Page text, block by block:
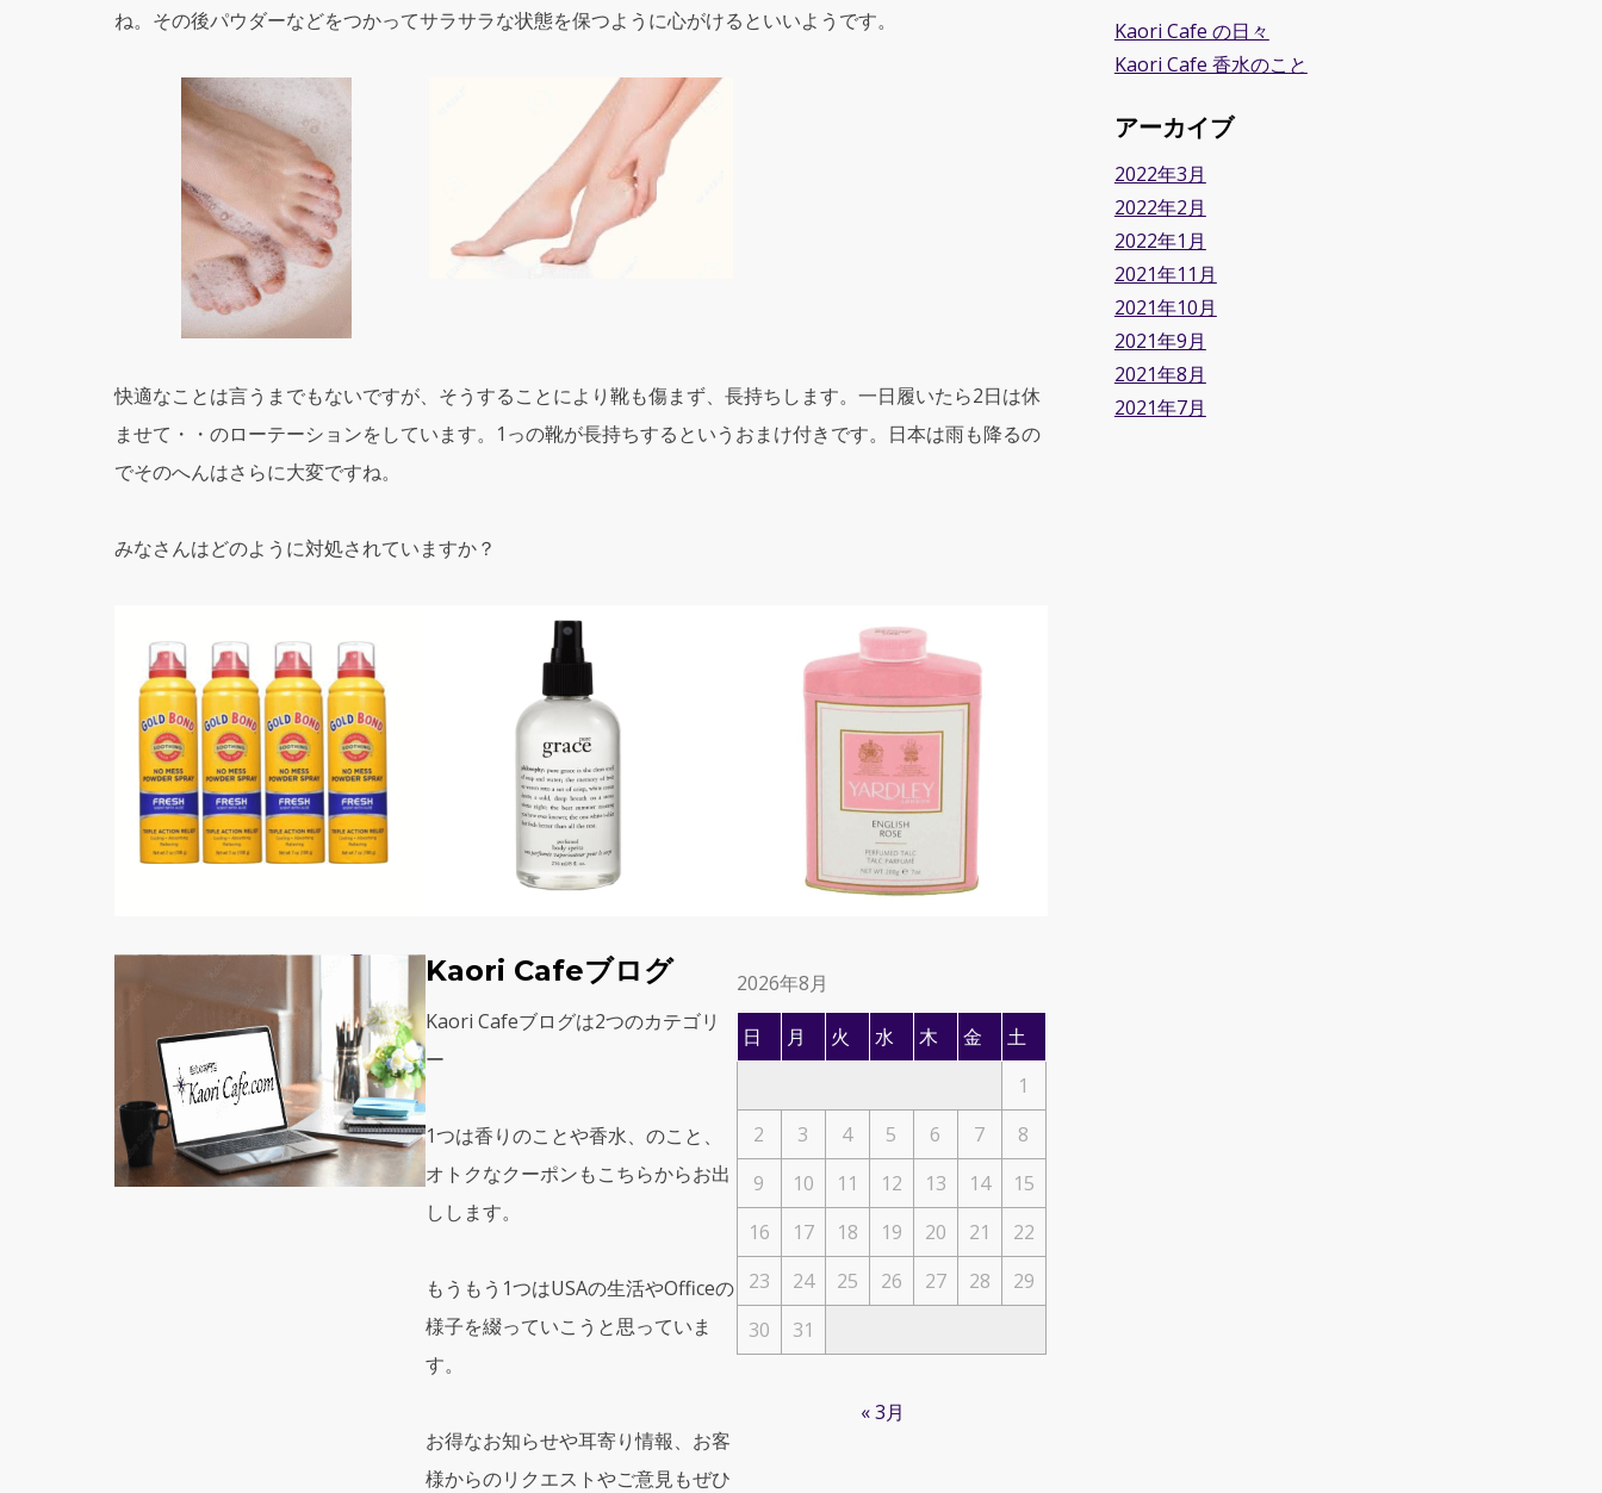
ね。その後パウダーなどをつかってサラサラな状態を保つように心がけるといいようです。
快適なことは言うまでもないですが、そうすることにより靴も傷まず、長持ちします。一日履いたら2日は休
ませて・・のローテーションをしています。1っの靴が長持ちするというおまけ付きです。日本は雨も降るの
でそのへんはさらに大変ですね。
みなさんはどのように対処されていますか？
Kaori Cafeブログ
Kaori Cafeブログは2つのカテゴリ
ー
1つは香りのことや香水、のこと、
オトクなクーポンもこちらからお出
しします。
もうもう1つはUSAの生活やOfficeの
様子を綴っていこうと思っていま
す。
お得なお知らせや耳寄り情報、お客
様からのリクエストやご意見もぜひ
2026年8月
日 月 火 水 木 金
土
1
2
3 4 5 6 7
8
9
10 11 12 13 14
15
16
17 18 19 20 21
22
23
24 25 26 27 28
29
30
31
« 3月
Kaori Cafe の日々
Kaori Cafe 香水のこと
アーカイブ
2022年3月
2022年2月
2022年1月
2021年11月
2021年10月
2021年9月
2021年8月
2021年7月